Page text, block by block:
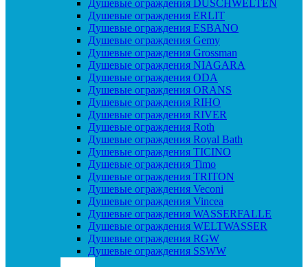
Душевые ограждения DUSCHWELTEN
Душевые ограждения ERLIT
Душевые ограждения ESBANO
Душевые ограждения Gemy
Душевые ограждения Grossman
Душевые ограждения NIAGARA
Душевые ограждения ODA
Душевые ограждения ORANS
Душевые ограждения RIHO
Душевые ограждения RIVER
Душевые ограждения Roth
Душевые ограждения Royal Bath
Душевые ограждения TICINO
Душевые ограждения Timo
Душевые ограждения TRITON
Душевые ограждения Veconi
Душевые ограждения Vincea
Душевые ограждения WASSERFALLE
Душевые ограждения WELTWASSER
Душевые ограждения RGW
Душевые ограждения SSWW